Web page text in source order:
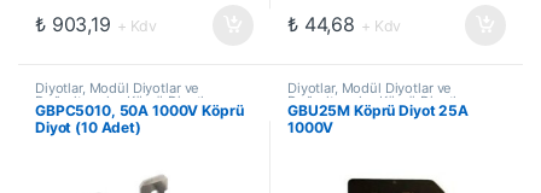
₺903,19 + Kdv ₺44,68 + Kdv
Diyotlar, Modül Diyotlar ve
Doğrultucular ,Köprü Diyotlar
GBPC5010, 50A 1000V Köprü
Diyot (10 Adet)
Diyotlar, Modül Diyotlar ve
Doğrultucular Köprü Diyotlar
GBU25M Köprü Diyot 25A
1000V